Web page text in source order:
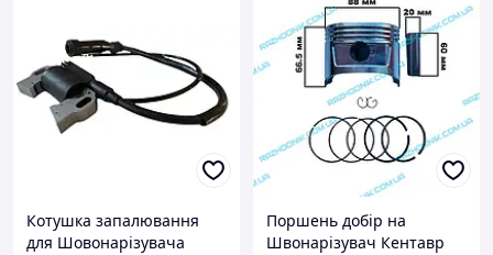
Котушка запалювання
для Шовонарізувача
Поршень добір на
Швонарізувач Кентавр